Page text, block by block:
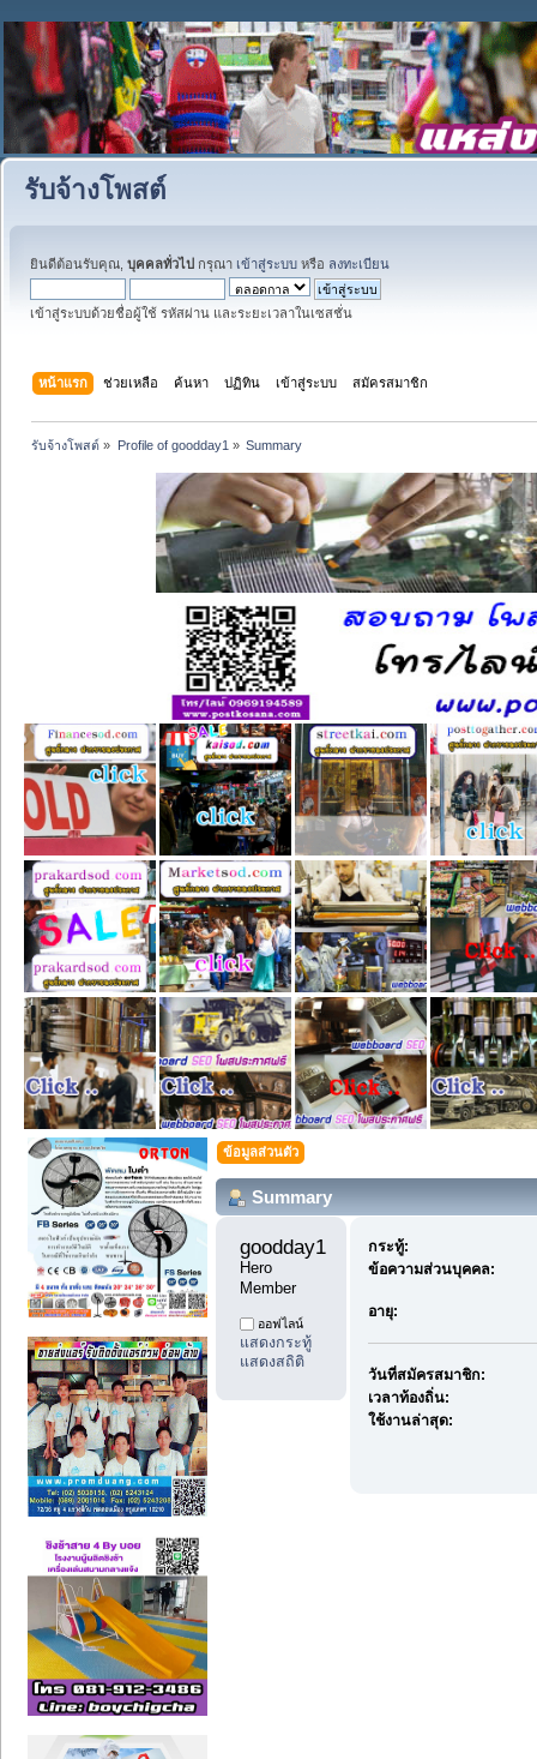
รับจ้างโพสต์
ยินดีต้อนรับคุณ, บุคคลทั่วไป กรุณา เข้าสู่ระบบ หรือ ลงทะเบียน
เข้าสู่ระบบด้วยชื่อผู้ใช้ รหัสผ่าน และระยะเวลาในเซสชั่น
หน้าแรก ช่วยเหลือ ค้นหา ปฏิทิน เข้าสู่ระบบ สมัครสมาชิก
รับจ้างโพสต์ » Profile of goodday1 » Summary
ข้อมูลส่วนตัว
Summary
Hero
Member
ออฟไลน์
แสดงกระทู้
แสดงสถิติ
กระทู้:
ข้อความส่วนบุคคล:
อายุ:
วันที่สมัครสมาชิก:
เวลาท้องถิ่น:
ใช้งานล่าสุด: